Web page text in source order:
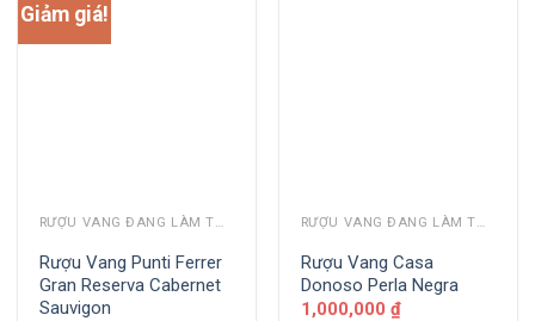
Giảm giá!
RƯỢU VANG ĐANG LÀM THỊ TRƯỜNG
Rượu Vang Punti Ferrer
Gran Reserva Cabernet
Sauvigon
RƯỢU VANG ĐANG LÀM THỊ TRƯỜNG
Rượu Vang Casa
Donoso Perla Negra
1,000,000 ₫